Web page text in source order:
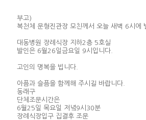
부고)
복천체 문형진관장 모친께서 오늘 새벽 6시에
대동병원 장례식장 지하2층 5호실
발인은 6월26일금요일 9시입니다.
고인의 명복을 빕니다.
아픔과 슬픔을 함께해 주시길 바랍니다.
동래구
단체조문시간은
6월25일 목요일 저녘9시30분
장례식장입구 집결후 조문